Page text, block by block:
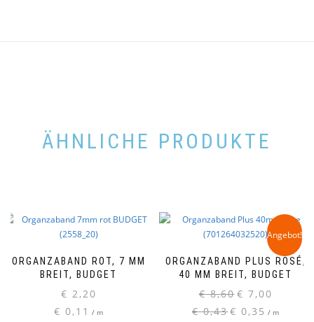
ÄHNLICHE PRODUKTE
ORGANZABAND ROT, 7 MM
BREIT, BUDGET
€ 2,20
€ 0,11 / m
ORGANZABAND PLUS ROSÉ,
40 MM BREIT, BUDGET
Angebot!
€8,60 Ursprünglicher
Preis
€ 7,00
€0,43€ 0,35 / m